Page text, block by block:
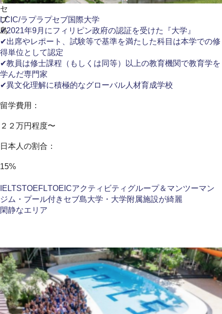
セ
ブ
島
LCIC/ラプラプセブ国際大学
✔2021年9月にフィリピン政府の認証を受けた『大学』
✔出席やレポート、試験等で基準を満たした科目は本学での修
得単位として認定
✔教員は修士課程（もしくは同等）以上の教育機関で教育学を
学んだ専門家
✔異文化理解に積極的なグローバル人材育成学校
留学費用：
２２万円程度〜
日本人の割合：
15%
IELTSTOEFLTOEICアクティビティ グループ＆マンツーマン
ジム・プール付き セブ島大学・大学附属施設が綺麗
閑静なエリア